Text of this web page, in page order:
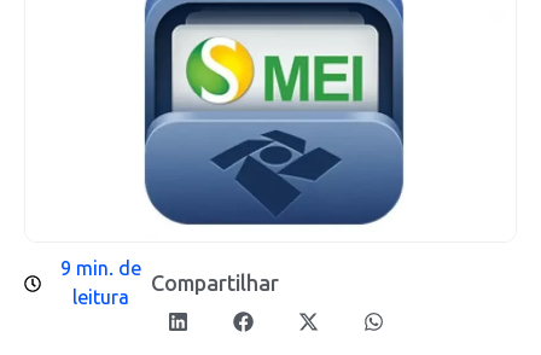
9 min. de
leitura
Compartilhar